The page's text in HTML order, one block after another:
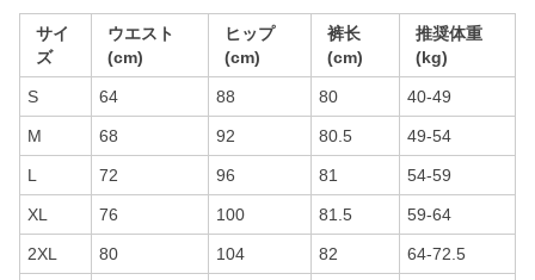
サイ
ズ
ウエスト
(cm)
ヒップ
(cm)
裤长
(cm)
推奨体重
(kg)
S 64 88 80 40-49
M 68 92 80.5 49-54
L 72 96 81 54-59
XL 76 100 81.5 59-64
2XL 80 104 82 64-72.5